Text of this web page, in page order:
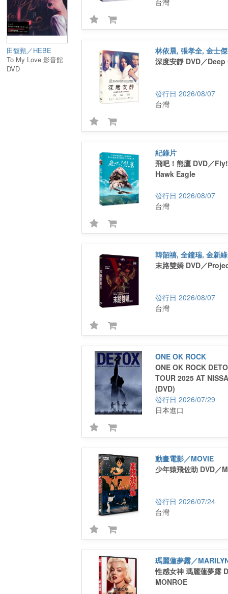
田馥甄／HEBE
To My Love 影音館
DVD
片長：約107分鐘
台灣
林依晨, 張孝全, 金士傑
深度安靜 DVD／
2026/08/07
台灣
紀錄片
飛吧！熊鷹 DVD／
Hawk Eagle
2026/08/07
台灣
韓韶禧, 全鐘瑞, 金新綠
末路雙嬌 DVD／
2026/08/07
台灣
ONE OK ROCK
ONE OK ROCK
TOUR 2025 AT
(DVD)
2026/07/29
日本進口
動畫電影／MOVIE
少年猿飛佐助 DVD／
2026/07/24
台灣
瑪麗蓮夢露／
性感女神 瑪麗蓮夢露
MONROE